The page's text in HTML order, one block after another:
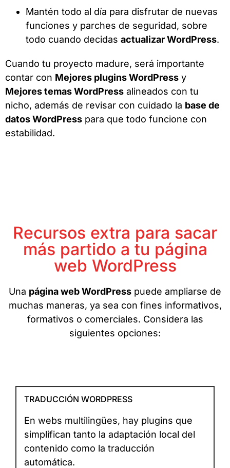
Mantén todo al día para disfrutar de nuevas
funciones y parches de seguridad, sobre
todo cuando decidas actualizar WordPress.
Cuando tu proyecto madure, será importante
contar con Mejores plugins WordPress y
Mejores temas WordPress alineados con tu
nicho, además de revisar con cuidado la base de
datos WordPress para que todo funcione con
estabilidad.
Recursos extra para sacar
más partido a tu página
web WordPress
Una página web WordPress puede ampliarse de
muchas maneras, ya sea con fines informativos,
formativos o comerciales. Considera las
siguientes opciones:
TRADUCCIÓN WORDPRESS
En webs multilingües, hay plugins que
simplifican tanto la adaptación local del
contenido como la traducción
automática.